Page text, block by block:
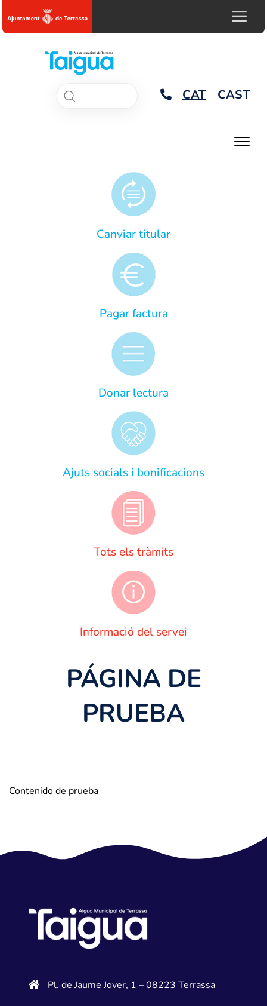
CAT CAST
Canviar titular
Pagar factura
Donar lectura
Ajuts socials i bonificacions
Tots els tràmits
Informació del servei
PÁGINA DE
PRUEBA
Contenido de prueba
Pl. de Jaume Jover, 1 – 08223 Terrassa